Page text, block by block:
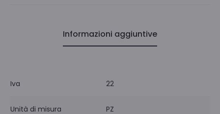
Informazioni aggiuntive
Iva 22
Unità di misura PZ